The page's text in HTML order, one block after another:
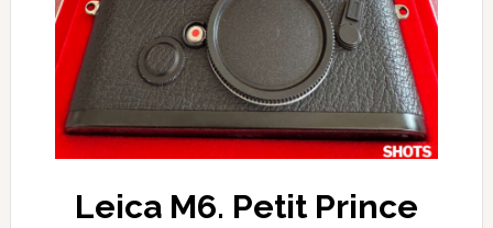
Leica M6. Petit Prince